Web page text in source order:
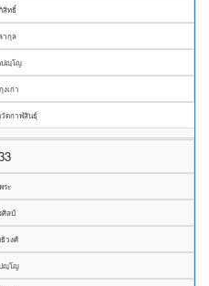
สิทธิ์
ากุล
ปญฺโญ
งเก่า
ดกาฬสินธุ์
พระ
ศิลป์
วงศ์
ญฺโญ